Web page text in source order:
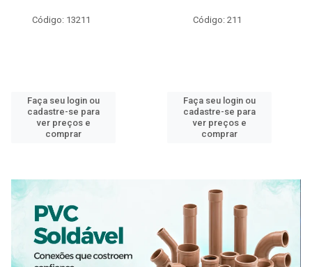
Código: 13211
Faça seu login ou
cadastre-se para
ver preços e
comprar
Código: 211
Faça seu login ou
cadastre-se para
ver preços e
comprar